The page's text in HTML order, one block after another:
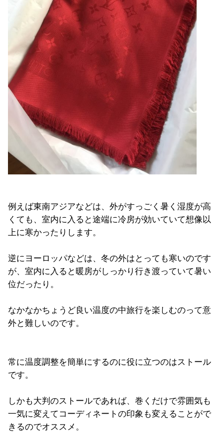
例えば東南アジアなどは、外がすっごく暑く湿度が高
くても、室内に入ると途端に冷房が効いていて想像以
上に寒かったりします。
逆にヨーロッパなどは、冬の外はとっても寒いのです
が、室内に入ると暖房がしっかり行き渡っていて暑い
位だったり。
なかなかちょうど良い温度の中旅行を楽しむのって意
外と難しいのです。
常に温度調整を簡単にするのに役に立つのはストール
です。
しかも大判のストールであれば、巻くだけで雰囲気も
一気に変えてコーディネートの印象も変えることがで
きるのでオススメ。